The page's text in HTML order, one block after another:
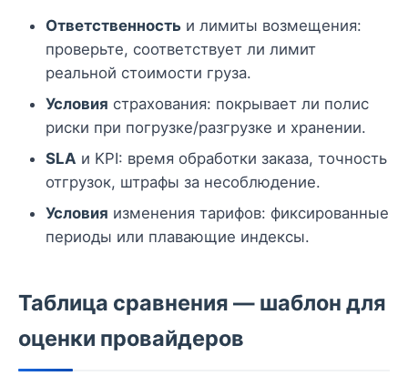
Ответственность и лимиты возмещения:
проверьте, соответствует ли лимит
реальной стоимости груза.
Условия страхования: покрывает ли полис
риски при погрузке/разгрузке и хранении.
SLA и KPI: время обработки заказа, точность
отгрузок, штрафы за несоблюдение.
Условия изменения тарифов: фиксированные
периоды или плавающие индексы.
Таблица сравнения — шаблон для
оценки провайдеров